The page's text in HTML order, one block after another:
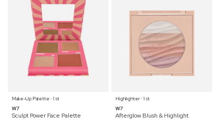
Make-Up Palette ⋅ 1 st
W7
Sculpt Power Face Palette
Highlighter ⋅ 1 st
W7
Afterglow Blush & Highlight